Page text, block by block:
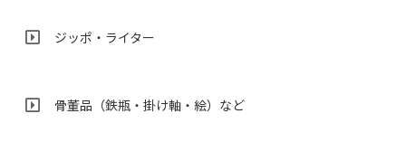
ジッポ・ライター
骨董品（鉄瓶・掛け軸・絵）など